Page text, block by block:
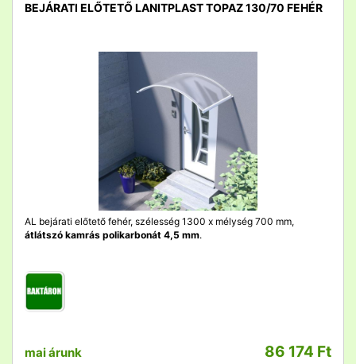
BEJÁRATI ELŐTETŐ LANITPLAST TOPAZ 130/70 FEHÉR
AL bejárati előtető fehér, szélesség 1300 x mélység 700 mm,
átlátszó kamrás polikarbonát 4,5 mm.
mai árunk 86 174 Ft